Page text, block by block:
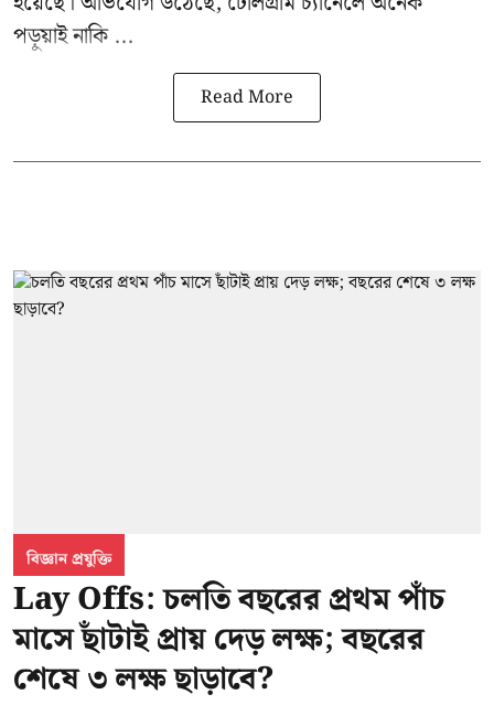
পড়ুয়াই নাকি ...
Read More
বিজ্ঞান প্রযুক্তি
Lay Offs: চলতি বছরের প্রথম পাঁচ
মাসে ছাঁটাই প্রায় দেড় লক্ষ; বছরের
শেষে ৩ লক্ষ ছাড়াবে?